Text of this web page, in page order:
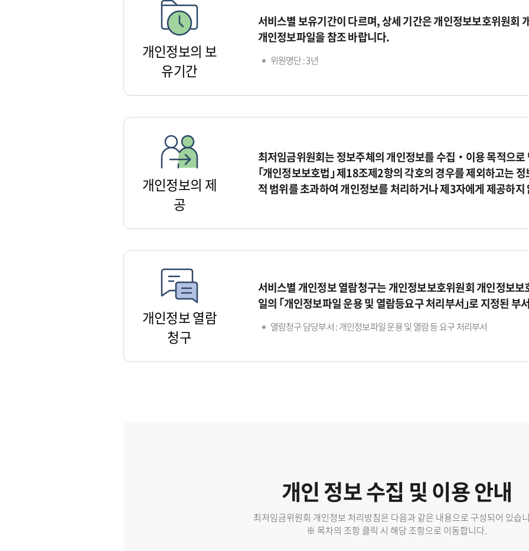
개인정보의 보
유기간
서비스별 보유기간이 다르며, 상세 기간은 개인정보보호위원회
개인정보파일을 참조 바랍니다.
위원명단 : 3년
개인정보의 제
공
최저임금위원회는 정보주체의 개인정보를 수집‧이용 목적으로
｢개인정보보호법｣ 제18조제2항의 각호의 경우를 제외하고는
적 범위를 초과하여 개인정보를 처리하거나 제3자에게 제공하지
개인정보 열람
청구
서비스별 개인정보 열람청구는 개인정보보호위원회 개인정보
일의 ｢개인정보파일 운용 및 열람등요구 처리부서｣로 지정된 부
열람청구 담당부서 : 개인정보파일 운용 및 열람 등 요구 처리부서
개인 정보 수집 및 이용 안내
최저임금위원회 개인정보 처리방침은 다음과 같은 내용으로 구성되어 있습
※ 목차의 조항 클릭 시 해당 조항으로 이동합니다.